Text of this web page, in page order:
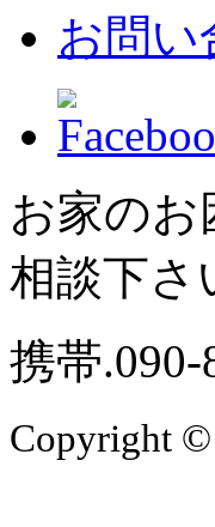
お問い
お家の
相談下さ
携帯.
Copyright